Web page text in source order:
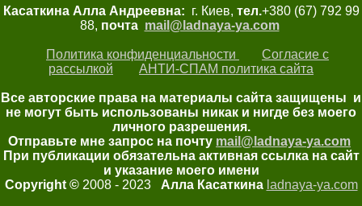
Касаткина Алла Андреевна: г. Киев, тел.+380 (67) 792 99
88, почта mail@ladnaya-ya.com
Политика конфиденциальности
Согласие с
рассылкой
АНТИ-СПАМ политика сайта
Все авторские права на материалы сайта защищены и
не могут быть использованы никак и нигде без моего
личного разрешения.
Отправьте мне запрос на почту mail@ladnaya-ya.com
При публикации обязательна активная ссылка на сайт
и указание моего имени
Copyright ©2008 - 2023 Алла Касаткина ladnaya-ya.com